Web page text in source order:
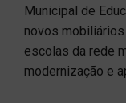
Municipal de
novos
escolas da rede
modernização e